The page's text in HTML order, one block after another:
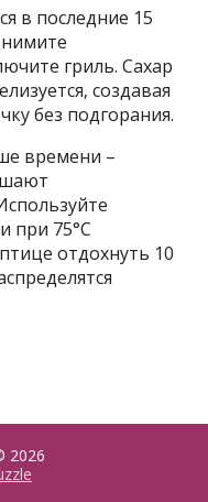
в последние 15
гриль. Сахар
создавая
без подгорания.
времени –
при 75°C
отдохнуть 10
2026